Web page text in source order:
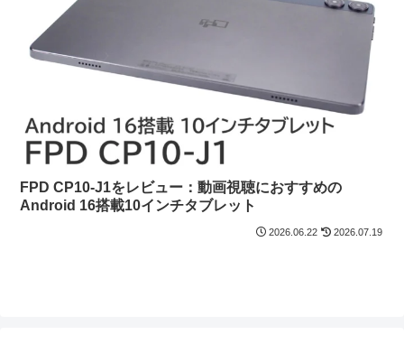
FPD CP10-J1をレビュー：動画視聴におすすめの
Android 16搭載10インチタブレット
2026.06.22 2026.07.19